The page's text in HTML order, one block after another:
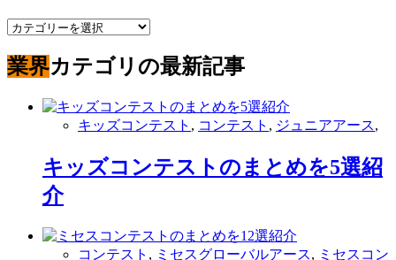
カ
ゴ
リ
業界カテゴリの最新記事
キッズコンテスト , コンテスト , ジュニアアース,
キッズコンテストのまとめを5選紹
介
コンテスト , ミセスグローバルアース, ミセスコン